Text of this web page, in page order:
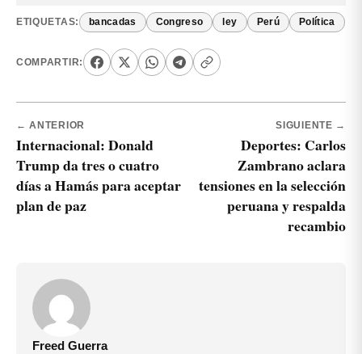
ETIQUETAS: bancadas Congreso ley Perú Política
COMPARTIR:
← ANTERIOR
Internacional: Donald
Trump da tres o cuatro
días a Hamás para aceptar
plan de paz
SIGUIENTE →
Deportes: Carlos
Zambrano aclara
tensiones en la selección
peruana y respalda
recambio
Freed Guerra